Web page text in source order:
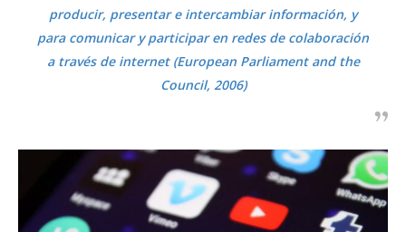
producir, presentar e intercambiar información, y
para comunicar y participar en redes de colaboración
a través de internet (European Parliament and the
Council, 2006)